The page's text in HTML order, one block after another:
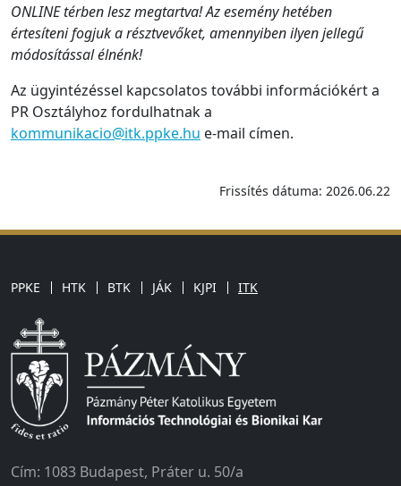
ONLINE térben lesz megtartva! Az esemény hetében
értesíteni fogjuk a résztvevőket, amennyiben ilyen jellegű
módosítással élnénk!
Az ügyintézéssel kapcsolatos további információkért a
PR Osztályhoz fordulhatnak a
kommunikacio@itk.ppke.hu e-mail címen.
Frissítés dátuma: 2026.06.22
PPKE HTK BTK JÁK KJPI ITK
Cím: 1083 Budapest, Práter u. 50/a